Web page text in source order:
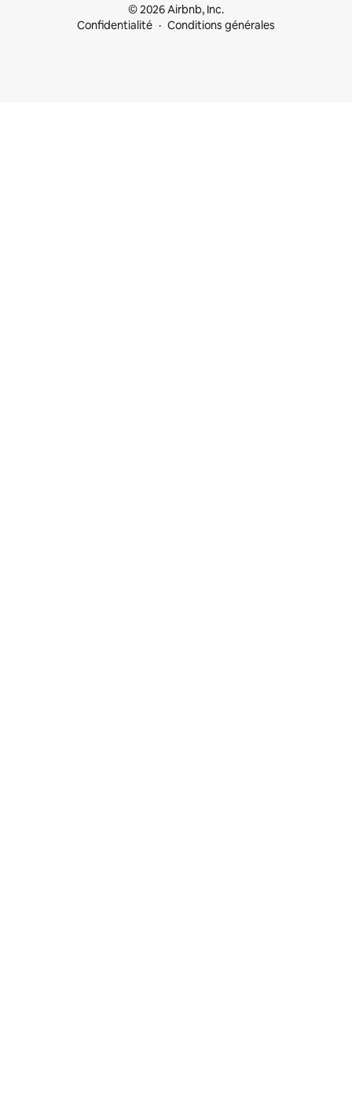
© 2026 Airbnb, Inc.
Confidentialité
Conditions générales